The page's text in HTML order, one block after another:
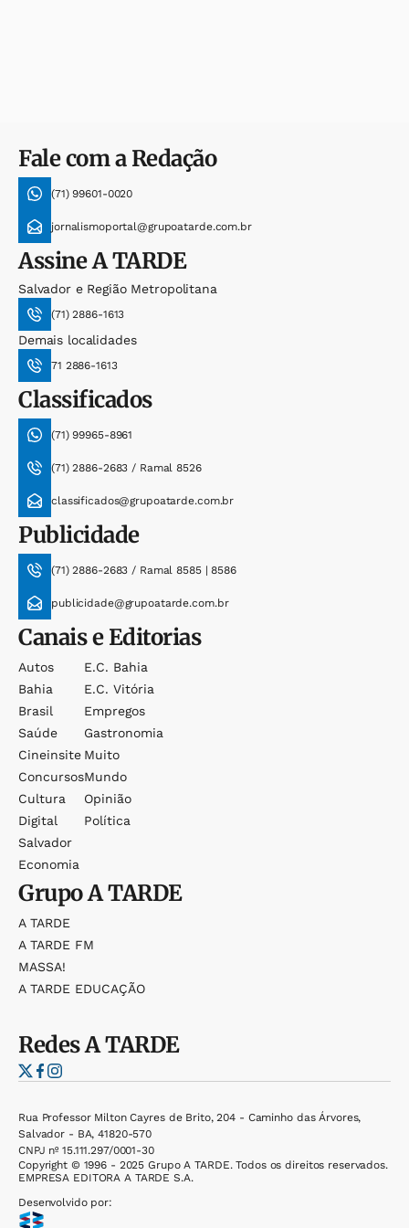
Fale com a Redação
(71) 99601-0020
jornalismoportal@grupoatarde.com.br
AssineA TARDE
Salvador e Região Metropolitana
(71) 2886-1613
Demais localidades
71 2886-1613
Classificados
(71) 99965-8961
(71) 2886-2683 / Ramal 8526
classificados@grupoatarde.com.br
Publicidade
(71) 2886-2683 / Ramal 8585 | 8586
publicidade@grupoatarde.com.br
Canais e Editorias
Autos
Bahia
Brasil
Saúde
Cineinsite
Concursos
Cultura
Digital
Salvador
Economia
E.c. Bahia
E.c. Vitória
Empregos
Gastronomia
Muito
Mundo
Opinião
Política
GrupoA TARDE
A TARDE
A TARDE FM
MASSA!
A TARDE EDUCAÇÃO
RedesA TARDE
Rua Professor Milton Cayres de Brito, 204 - Caminho das Árvores,
Salvador - BA, 41820-570
CNPJ nº 15.111.297/0001-30
Copyright © 1996 - 2025 Grupo A TARDE. Todos os direitos reservados.
EMPRESA EDITORA A TARDE S.A.
Desenvolvido por: